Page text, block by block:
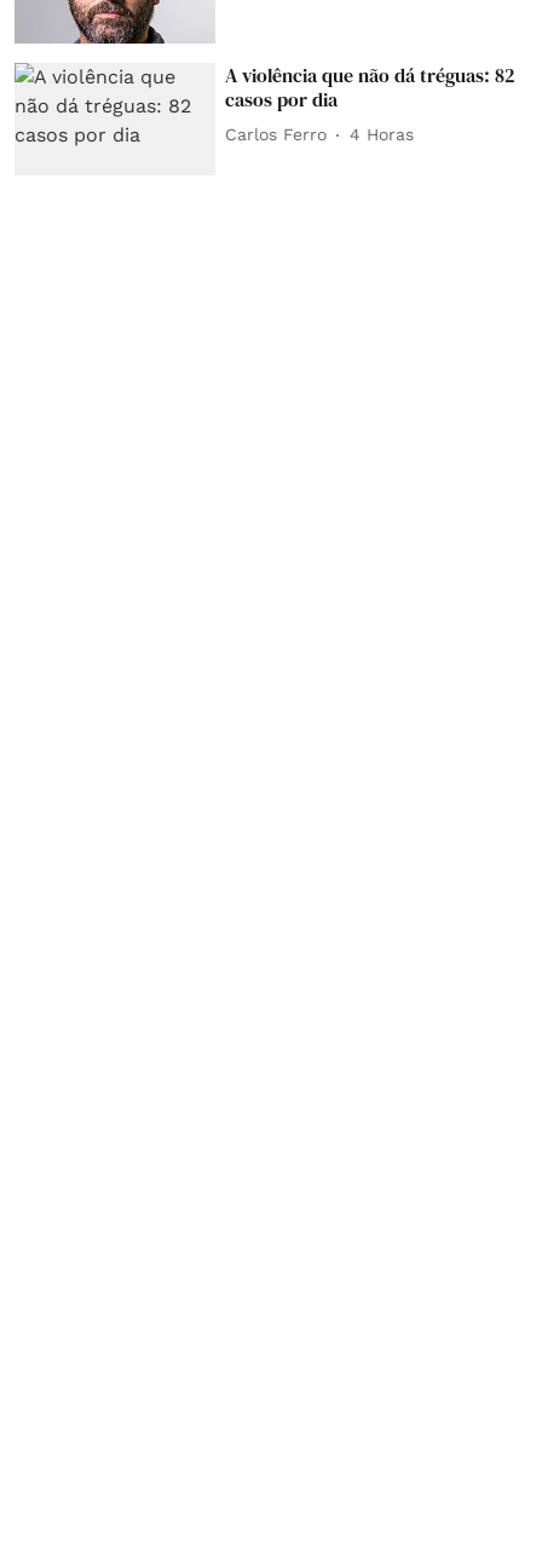
A violência que não dá tréguas: 82
casos por dia
Carlos Ferro 4 Horas